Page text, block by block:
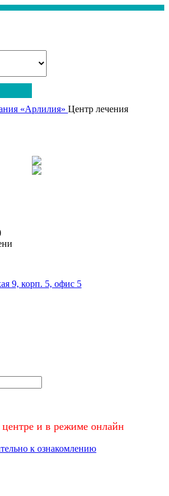
Центр лечения
9, корп. 5, офис 5
центре и в режиме онлайн
к ознакомлению